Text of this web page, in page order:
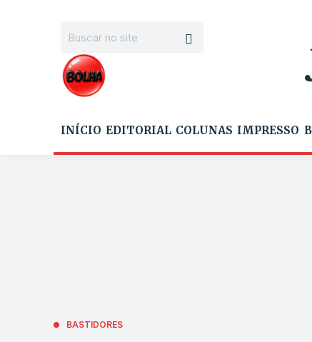
INÍCIO EDITORIAL COLUNAS IMPRESSO
BASTIDORES